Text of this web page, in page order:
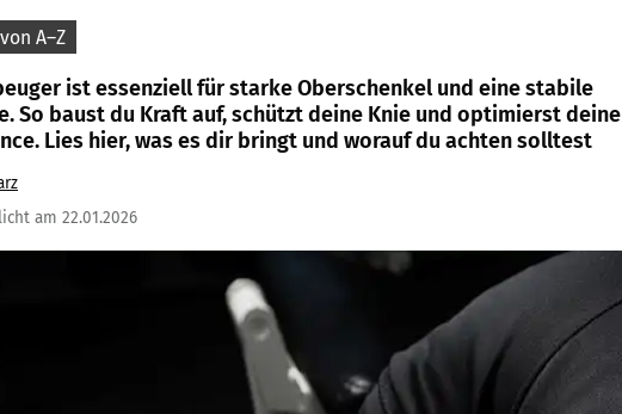
A–Z
ist essenziell für starke Oberschenkel und eine stabile
So baust du Kraft auf, schützt deine Knie und optimierst deine
Lies hier, was es dir bringt und worauf du achten solltest
am 22.01.2026